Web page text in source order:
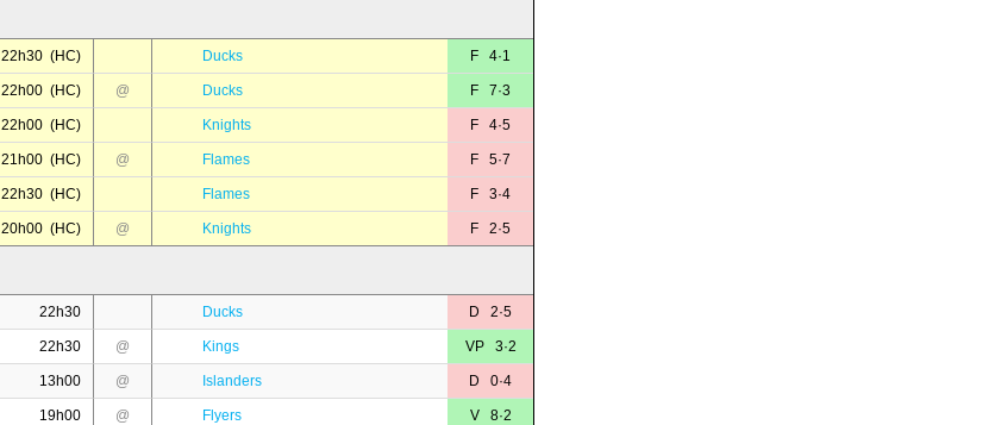
22h30 (HC) Ducks F 4·1
22h00 (HC) @ Ducks F 7·3
22h00 (HC) Knights F 4·5
21h00 (HC) @ Flames F 5·7
22h30 (HC) Flames F 3·4
20h00 (HC) @ Knights F 2·5
22h30 Ducks D 2·5
22h30 @ Kings VP 3·2
13h00 @ Islanders D 0·4
19h00 @ Flyers V 8·2